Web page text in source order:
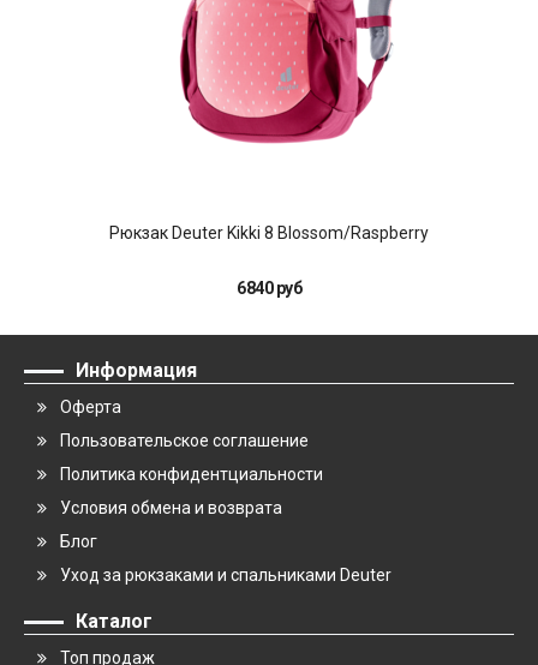
Рюкзак Deuter Kikki 8 Blossom/Raspberry
6840 руб
Информация
Оферта
Пользовательское соглашение
Политика конфидентциальности
Условия обмена и возврата
Блог
Уход за рюкзаками и спальниками Deuter
Каталог
Топ продаж